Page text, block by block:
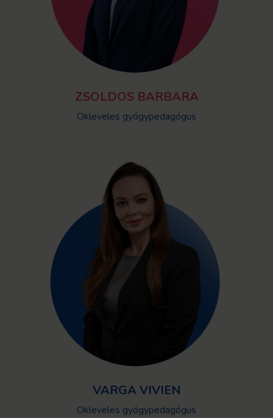
ZSOLDOS BARBARA
Okleveles gyógypedagógus
VARGA VIVIEN
Okleveles gyógypedagógus